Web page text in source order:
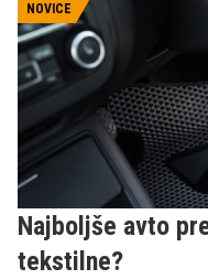
načinom sporočanja,
težavah.
NOVICE
Najboljše avto
tekstilne?